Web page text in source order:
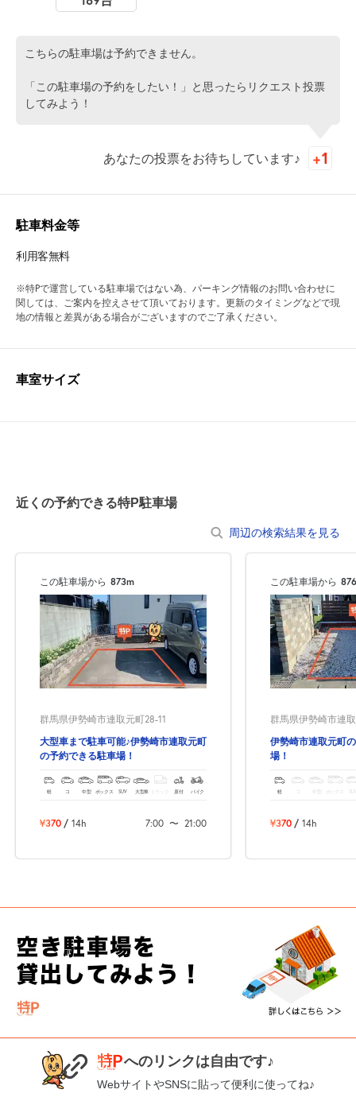
こちらの駐車場は予約できません。
「この駐車場の予約をしたい！」と思ったらリクエスト投票
してみよう！
あなたの投票をお待ちしています♪
駐車料金等
利用客無料
※特Pで運営している駐車場ではない為、パーキング情報のお問い合わせに
関しては、ご案内を控えさせて頂いております。更新のタイミングなどで現
地の情報と差異がある場合がございますのでご了承ください。
車室サイズ
近くの予約できる特P駐車場
周辺の検索結果を見る
この駐車場から 873m
群馬県伊勢崎市連取元町28-11
大型車まで駐車可能♪伊勢崎市連取元町
の予約できる駐車場！
軽 コ 中型 ボックス SUV 大型車 トラック 原付 バイク
¥370 / 14h 7:00 〜 21:00
この駐車場から
群馬県伊勢崎市連
伊勢崎市連取元町
場！
軽 中型 ボックス
¥370 / 14h
へのリンクは自由です♪
WebサイトやSNSに貼って便利に使ってね♪
で自宅の
貸出しませんか